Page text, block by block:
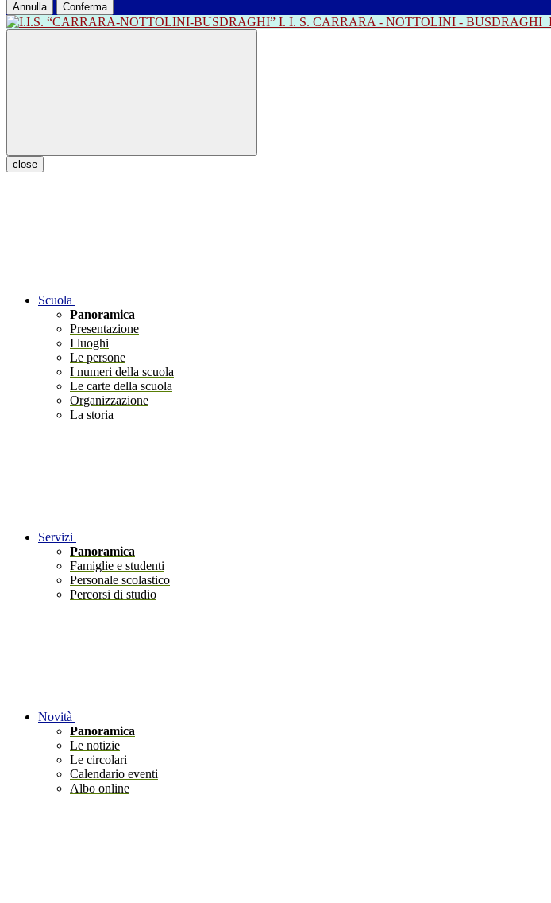
Annulla Conferma
I. I. S. CARRARA - NOTTOLINI - BUSDRAGHI
close
Scuola
Panoramica
Presentazione
I luoghi
Le persone
I numeri della scuola
Le carte della scuola
Organizzazione
La storia
Servizi
Panoramica
Famiglie e studenti
Personale scolastico
Percorsi di studio
Novità
Panoramica
Le notizie
Le circolari
Calendario eventi
Albo online